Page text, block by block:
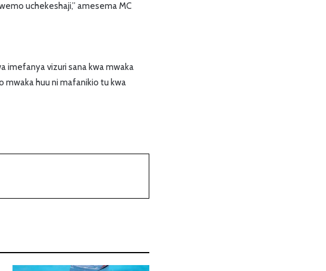
uchekeshaji,” amesema MC
imefanya vizuri sana kwa mwaka
huu ni mafanikio tu kwa